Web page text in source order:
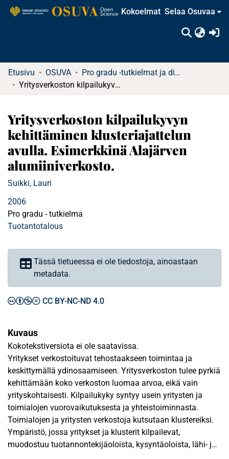
Kokoelmat Selaa Osuvaa
Etusivu OSUVA
Pro gradu -tutkielmat ja diplomityöt
Yritysverkoston kilpailukyvyn kehittäminen klusteriajattelun avulla. Esimerkkinä Alajärven alumiiniverkosto.
Yritysverkoston kilpailukyvyn
kehittäminen klusteriajattelun
avulla. Esimerkkinä Alajärven
alumiiniverkosto.
Suikki, Lauri
2006
Pro gradu - tutkielma
Tuotantotalous
Tässä tietueessa ei ole tiedostoja, ainoastaan
metadata.
CC BY-NC-ND 4.0
Kuvaus
Kokotekstiversiota ei ole saatavissa.
Yritykset verkostoituvat tehostaakseen toimintaa ja
keskittymällä ydinosaamiseen. Yritysverkoston tulee pyrkiä
kehittämään koko verkoston luomaa arvoa, eikä vain
yrityskohtaisesti. Kilpailukyky syntyy usein yritysten ja
toimialojen vuorovaikutuksesta ja yhteistoiminnasta.
Toimialojen ja yritysten verkostoja kutsutaan klustereiksi.
Ympäristö, jossa yritykset ja klusterit kilpailevat,
muodostuu tuotannontekijäoloista, kysyntäoloista, lähi- ja